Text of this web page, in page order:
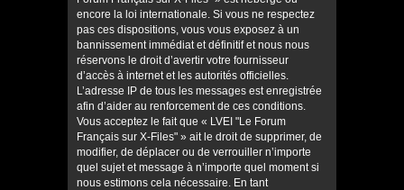
encore la loi internationale. Si vous ne respectez
pas ces dispositions, vous vous exposez à un
bannissement immédiat et définitif et nous nous
réservons le droit d’avertir votre fournisseur
d’accès à internet et les autorités officielles.
L’adresse IP de tous les messages est enregistrée
afin d’aider au renforcement de ces conditions.
Vous acceptez le fait que « LVEI "Le Forum
Français sur X-Files" » ait le droit de supprimer, de
modifier, de déplacer ou de verrouiller n’importe
quel sujet et message à n’importe quel moment si
nous estimons cela nécessaire. En tant